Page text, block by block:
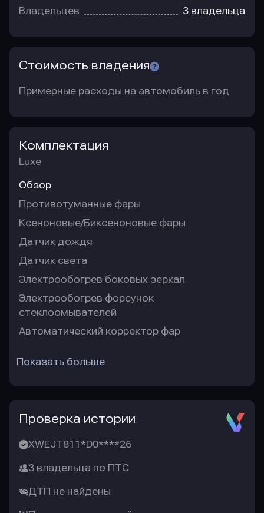
Владельцев 3 владельца
Стоимость владения
Примерные расходы на автомобиль в год
Комплектация
Luxe
Обзор
Противотуманные фары
Ксеноновые/Биксеноновые фары
Датчик дождя
Датчик света
Электрообогрев боковых зеркал
Электрообогрев форсунок
стеклоомывателей
Автоматический корректор фар
Показать больше
Проверка истории
XWEJT811*D0****26
3 владельца по ПТС
ДТП не найдены